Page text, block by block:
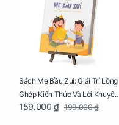
Sách Mẹ Bầu Zui: Giải Trí Lồng
Ghép Kiến Thức Và Lời Khuyên
Mang Thai Bổ Ích
159.000 ₫ 199.000 ₫